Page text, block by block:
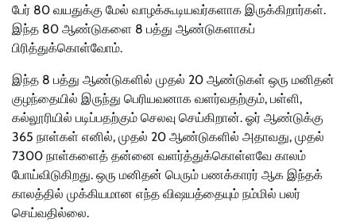
பேர் 80 வயதுக்கு மேல் வாழக்கூடியவர்களாக இருக்கிறார்கள்.
இந்த 80 ஆண்டுகளை 8 பத்து ஆண்டுகளாகப்
பிரித்துக்கொள்வோம்.
இந்த 8 பத்து ஆண்டுகளில் முதல் 20 ஆண்டுகள் ஒரு மனிதன்
குழந்தையில் இருந்து பெரியவனாக வளர்வதற்கும், பள்ளி,
கல்லூரியில் படிப்பதற்கும் செலவு செய்கிறான். ஓர் ஆண்டுக்கு
365 நாள்கள் எனில், முதல் 20 ஆண்டுகளில் அதாவது, முதல்
7300 நாள்களைத் தன்னை வளர்த்துக்கொள்ளவே காலம்
போய்விடுகிறது. ஒரு மனிதன் பெரும் பணக்காரர் ஆக இந்தக்
காலத்தில் முக்கியமான எந்த விஷயத்தையும் நம்மில் பலர்
செய்வதில்லை.